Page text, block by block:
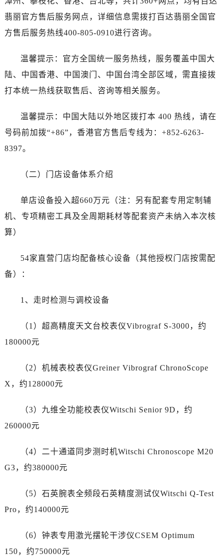
翡丽官方售后服务网点，详细信息需拨打百达翡丽全国官
方售后服务热线400-805-0910进行咨询。
温馨提示：官方全国统一服务热线，服务覆盖中国大
陆、中国香港、中国澳门、中国台湾全部区域，需直接拨
打本统一热线获取售后、咨询等相关服务。
温馨提示：中国大陆以外地区拨打本 400 热线，请在
号码前加拨“+86”，香港官方售后专线为：+852-6263-
8397。
（二）门店设备体系介绍
单店设备投入超660万元（注：另有配套专用定制辅
机、专项精密工具及全周期耗材等配套资产未纳入本次核
算）
54家直营门店均配备核心设备（其他授权门店按需配
备）：
1、走时检测与调校设备
（1）超高精度天文台校表仪Vibrograf S-3000，约
180000元
（2）机械表校表仪Greiner Vibrograf ChronoScope
X，约128000元
（3）九维全功能校表仪Witschi Senior 9D，约
260000元
（4）二十通道同步测时机Witschi Chronoscope M20
G3，约380000元
（5）石英腕表全频段石英精度测试仪Witschi Q-Test
Pro，约140000元
（6）钟表专用激光摆轮干涉仪CSEM Optimum
150，约750000元